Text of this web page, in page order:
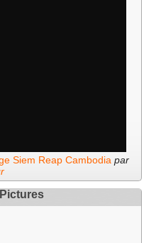
Siem Reap Cambodia par